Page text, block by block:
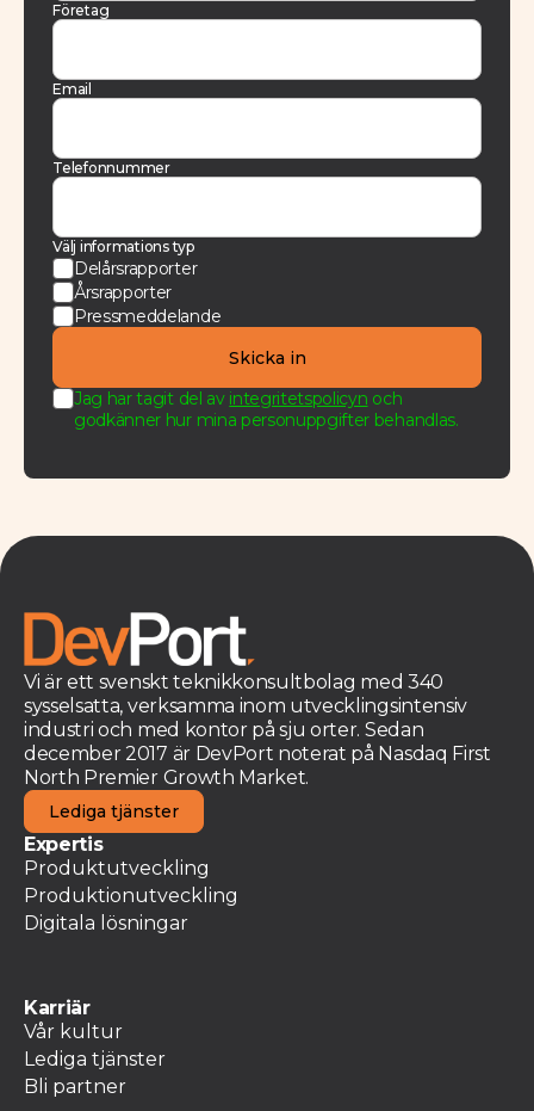
Företag
Email
Telefonnummer
Välj informations typ
Delårsrapporter
Årsrapporter
Pressmeddelande
Jag har tagit del av integritetspolicyn och
godkänner hur mina personuppgifter behandlas.
Vi är ett svenskt teknikkonsultbolag med 340
sysselsatta, verksamma inom utvecklingsintensiv
industri och med kontor på sju orter. Sedan
december 2017 är DevPort noterat på Nasdaq First
North Premier Growth Market.
Lediga tjänster
Expertis
Produktutveckling
Produktionutveckling
Digitala lösningar
Karriär
Vår kultur
Lediga tjänster
Bli partner